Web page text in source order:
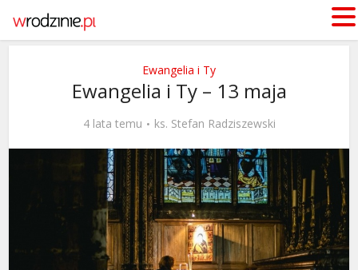
Ewangelia i Ty
Ewangelia i Ty – 13 maja
4 lata temu ks. Stefan Radziszewski